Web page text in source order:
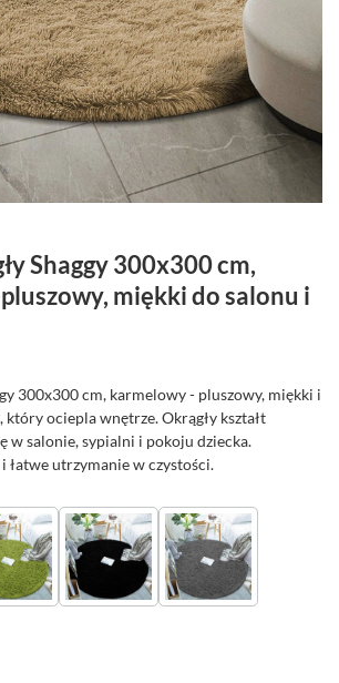
Shaggy 300x300 cm,
miękki do salonu i
300x300 cm, karmelowy - pluszowy, miękki i
ociepla wnętrze. Okrągły kształt
w salonie, sypialni i pokoju dziecka.
łatwe utrzymanie w czystości.